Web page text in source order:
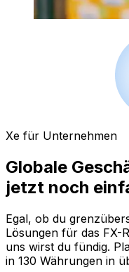
Xe für Unternehmen
Globale
jetzt noch
Egal, ob du
Lösungen für das FX-
uns wirst du fündig.
in 130 Währungen in